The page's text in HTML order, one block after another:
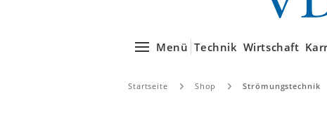
Menü Technik Wirtschaft
Startseite Shop Strömungstechnik